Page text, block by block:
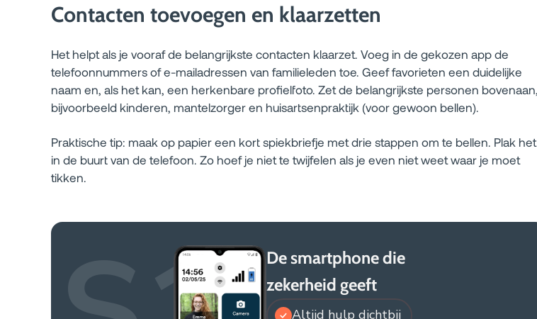
Contacten toevoegen en klaarzetten
Het helpt als je vooraf de belangrijkste contacten klaarzet. Voeg in de gekozen app de
telefoonnummers of e-mailadressen van familieleden toe. Geef favorieten een duidelijke
naam en, als het kan, een herkenbare profielfoto. Zet de belangrijkste personen bovenaan,
bijvoorbeeld kinderen, mantelzorger en huisartsenpraktijk (voor gewoon bellen).
Praktische tip: maak op papier een kort spiekbriefje met drie stappen om te bellen. Plak het
in de buurt van de telefoon. Zo hoef je niet te twijfelen als je even niet weet waar je moet
tikken.
De smartphone die
zekerheid geeft
Altijd hulp dichtbij